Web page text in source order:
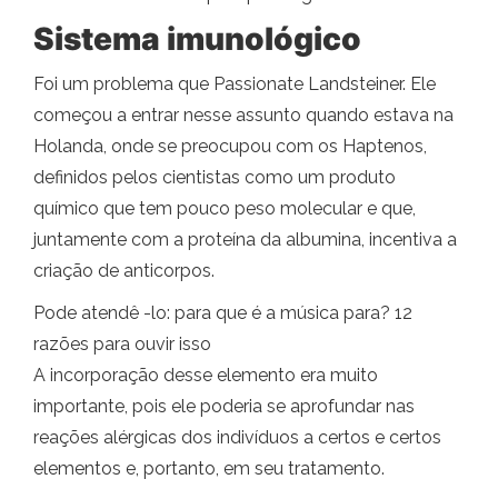
Sistema imunológico
Foi um problema que Passionate Landsteiner. Ele
começou a entrar nesse assunto quando estava na
Holanda, onde se preocupou com os Haptenos,
definidos pelos cientistas como um produto
químico que tem pouco peso molecular e que,
juntamente com a proteína da albumina, incentiva a
criação de anticorpos.
Pode atendê -lo: para que é a música para? 12
razões para ouvir isso
A incorporação desse elemento era muito
importante, pois ele poderia se aprofundar nas
reações alérgicas dos indivíduos a certos e certos
elementos e, portanto, em seu tratamento.